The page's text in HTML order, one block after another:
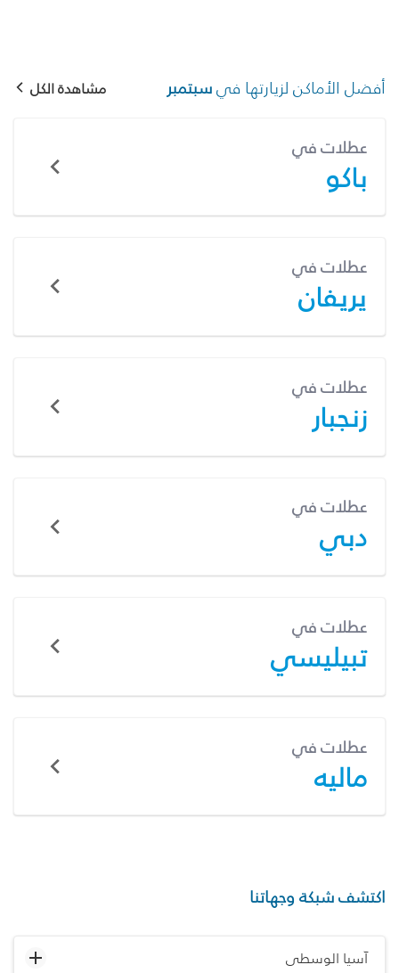
أفضل الأماكن لزيارتها فيسبتمبر مشاهدة الكل
عطلات في
باكو
عطلات في
يريفان
عطلات في
زنجبار
عطلات في
دبي
عطلات في
تبيليسي
عطلات في
ماليه
اكتشف شبكة وجهاتنا
آسيا الوسطى